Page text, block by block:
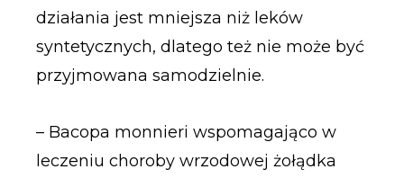
działania jest mniejsza niż leków
syntetycznych, dlatego też nie może być
przyjmowana samodzielnie.
– Bacopa monnieri wspomagająco w
leczeniu choroby wrzodowej żołądka